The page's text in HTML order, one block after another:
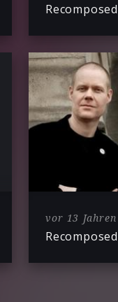
Recomposed
vor 13 Jahren
Recomposed